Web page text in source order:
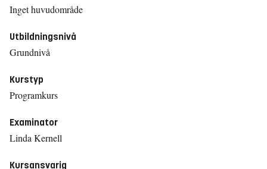
Inget huvudområde
Utbildningsnivå
Grundnivå
Kurstyp
Programkurs
Examinator
Linda Kernell
Kursansvarig